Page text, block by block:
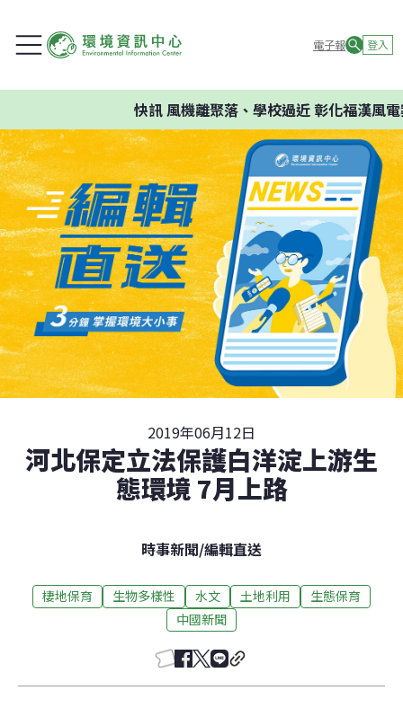
電子報 登入
快訊風機離聚落、學校過近 彰化福漢風電
2019年06月12日
河北保定立法保護白洋淀上游生
態環境 7月上路
時事新聞/編輯直送
棲地保育 生物多樣性 水文 土地利用
生態保育
中國新聞